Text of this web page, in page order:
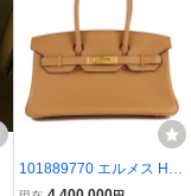
101889770 エルメス HE
RMES バーキンショルダ